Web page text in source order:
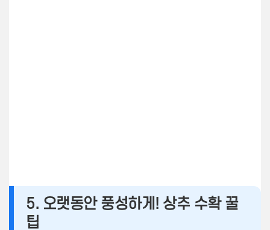
5. 오랫동안 풍성하게! 상추 수확 꿀
팁